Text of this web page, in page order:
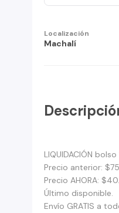
Localización
Machalí
LIQUIDACIÓN
Precio anterior:
Precio AHORA:
Último disponible.
Envío GRATIS a